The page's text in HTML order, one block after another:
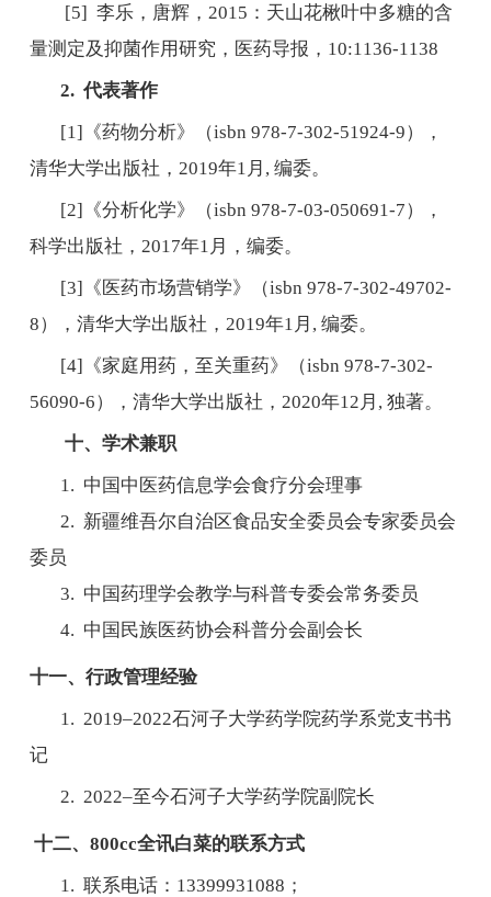
[5]李乐，唐辉，2015 ：天山花楸叶中多糖的含
量测定及抑菌作用研究，医药导报， 10:1136-1138
2.代表著作
[1] 《药物分析》（isbn 978-7-302-51924-9），
清华大学出版社，2019年1 月 ,编委。
[2] 《分析化学》（isbn 978-7-03-050691-7），
科学出版社，2017年1 月，编委。
[3] 《医药市场营销学》（isbn 978-7-302-49702-
8），清华大学出版社，2019年1 月 ,编委。
[4] 《家庭用药，至关重药》（isbn 978-7-302-
56090-6），清华大学出版社，2020年12 月 ,独著。
十、学术兼职
1. 中国中医药信息学会食疗分会理事
2. 新疆维吾尔自治区食品安全委员会专家委员会
委员
3. 中国药理学会教学与科普专委会常务委员
4. 中国民族医药协会科普分会副会长
十一、行政管理经验
1. 2019–2022石河子大学药学院药学系党支书书
记
2. 2022–至今石河子大学药学院副院长
十二、800cc全讯白菜的联系方式
1.联系电话： 13399931088 ；